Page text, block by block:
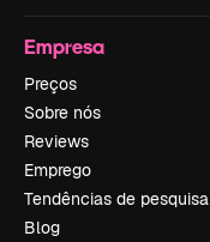
Empresa
Preços
Sobre nós
Reviews
Emprego
Tendências de pesquisa
Blog